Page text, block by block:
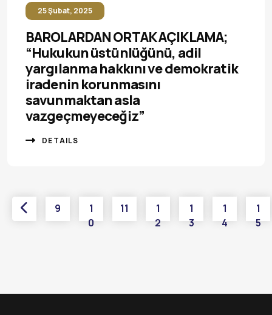
25 Şubat, 2025
BAROLARDAN ORTAK AÇIKLAMA;
“Hukukun üstünlüğünü, adil
yargılanma hakkını ve demokratik
iradenin korunmasını
savunmaktan asla
vazgeçmeyeceğiz”
DETAILS
9
1
0
11
1
2
1
3
1
4
1
5